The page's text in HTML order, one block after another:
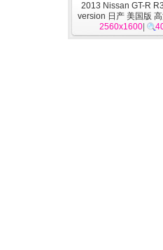
2013 Nissan GT-R
version 日产 美国版
2560x1600